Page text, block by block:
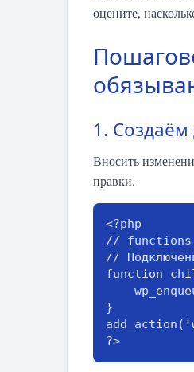
оцените,
1.
Вносить
правки.
<?php
//
//
function
}
?>